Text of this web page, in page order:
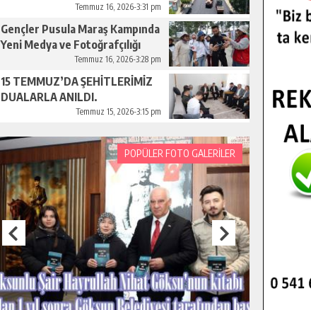
Temmuz 16, 2026-3:31 pm
Gençler Pusula Maraş Kampında
Yeni Medya ve Fotoğrafçılığı
Temmuz 16, 2026-3:28 pm
15 TEMMUZ’DA ŞEHİTLERİMİZ
DUALARLA ANILDI.
Temmuz 15, 2026-3:15 pm
POPÜLER FOTO GALERİLER